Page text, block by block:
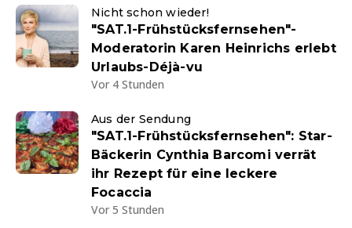
Nicht schon wieder!
"SAT.1-Frühstücksfernsehen"-
Moderatorin Karen Heinrichs erlebt
Urlaubs-Déjà-vu
Vor 4 Stunden
Aus der Sendung
"SAT.1-Frühstücksfernsehen": Star-
Bäckerin Cynthia Barcomi verrät
ihr Rezept für eine leckere
Focaccia
Vor 5 Stunden